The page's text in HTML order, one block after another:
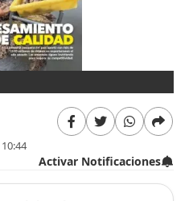
Activar Notificaciones